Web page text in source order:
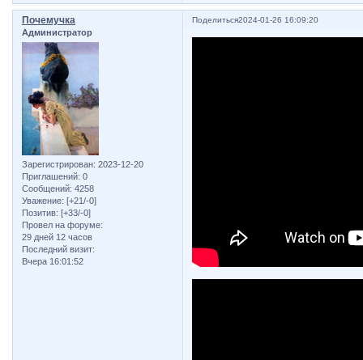
Поделиться2024-01-26 16:09:20
Почемучка
Администратор
Зарегистрирован: 2023-12-20
Приглашений: 0
Сообщений: 4258
Уважение: [+21/-0]
Позитив: [+33/-0]
Провел на форуме:
29 дней 12 часов
Последний визит:
Вчера 16:01:52